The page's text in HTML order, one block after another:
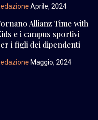
Aprile, 2024
Allianz Time with
e i campus sportivi
i figli dei dipendenti
Maggio, 2024